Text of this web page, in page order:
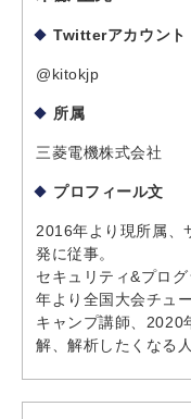
Twitterアカウント
@kitokjp
所属
三菱電機株式会社
プロフィール文
2016年より現所属、
発に従事。
セキュリティ&プロ
年より全国大会チュ
キャンプ講師、2020
解、解析したくなる人